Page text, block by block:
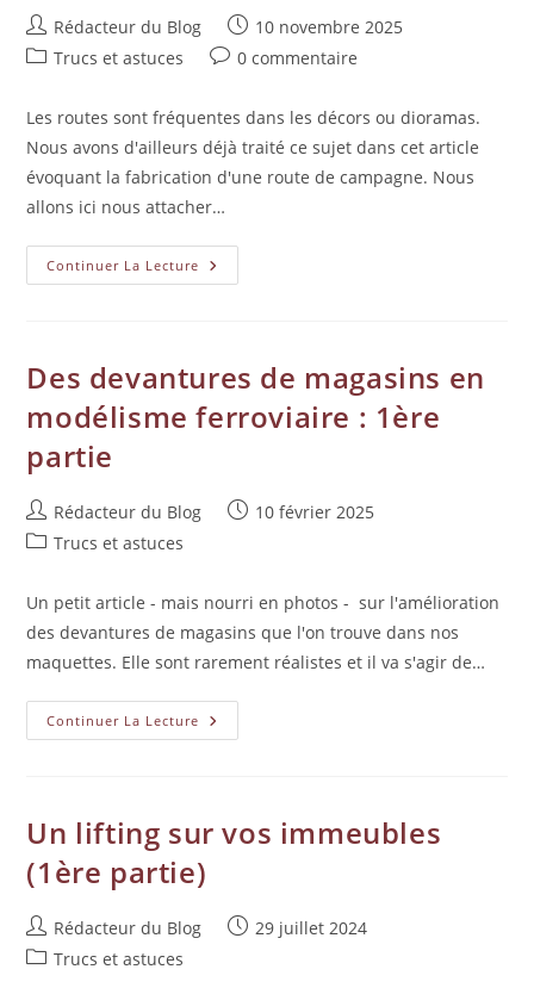
Rédacteur du Blog
10 novembre 2025
Trucs et astuces
0 commentaire
Les routes sont fréquentes dans les décors ou dioramas.
Nous avons d'ailleurs déjà traité ce sujet dans cet article
évoquant la fabrication d'une route de campagne. Nous
allons ici nous attacher…
Continuer La Lecture
Des devantures de magasins en
modélisme ferroviaire : 1ère
partie
Rédacteur du Blog
10 février 2025
Trucs et astuces
Un petit article - mais nourri en photos - sur l'amélioration
des devantures de magasins que l'on trouve dans nos
maquettes. Elle sont rarement réalistes et il va s'agir de…
Continuer La Lecture
Un lifting sur vos immeubles
(1ère partie)
Rédacteur du Blog
29 juillet 2024
Trucs et astuces